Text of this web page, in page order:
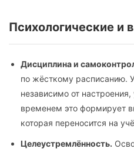
Психологические и
Дисциплина и
по жёсткому расписанию.
независимо от
временем это формирует
которая переносится на
Целеустремлённость.